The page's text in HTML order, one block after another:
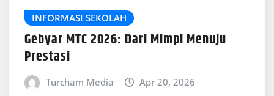
INFORMASI SEKOLAH
Gebyar MTC 2026: Dari Mimpi Menuju
Prestasi
Turcham Media Apr 20, 2026